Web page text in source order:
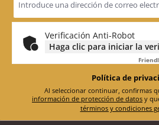
de
correo
electrónico
Verificación Anti-Robot
Haga clic para iniciar la
Política de
información de protección de datos
términos y condiciones